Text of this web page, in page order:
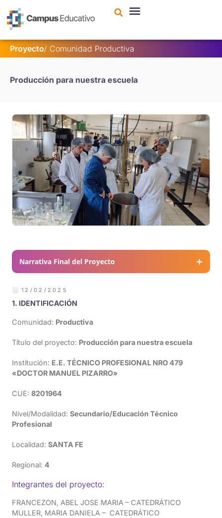
Proyecto/ Comunidad Productiva
Producción para nuestra escuela
Narrativa Final del Proyecto
12/02/2025
1. IDENTIFICACIÓN
Comunidad: Productiva
Título del proyecto: Producción para nuestra escuela
Institución: E.E. TÉCNICO PROFESIONAL NRO 479
«DOCTOR MANUEL PIZARRO»
CUE: 8201964
Nivel/Modalidad: Secundario/Educación Técnico
Profesional
Localidad: SANTA FE
Regional: 4
Integrantes del proyecto:
FRANCEZON, ABEL JOSE MARIA – CATEDRÁTICO
MULLER, MARIA DANIELA – CATEDRÁTICO